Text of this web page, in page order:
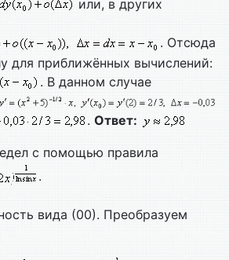
или, в других
. Отсюда
для приближённых вычислений:
. В данном случае
. Ответ:
с помощью правила
.
вида (00). Преобразуем